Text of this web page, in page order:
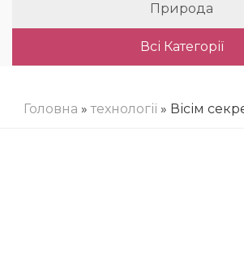
Природа
Всі Категорії
Головна »технології» Вісім